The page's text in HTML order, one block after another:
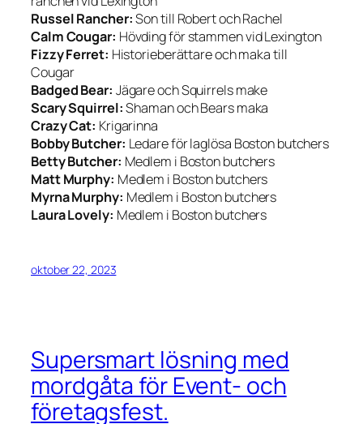
Russel Rancher:Son till Robert och Rachel
Calm Cougar: Hövding för stammen vid Lexington
Fizzy Ferret: Historieberättare och maka till
Cougar
Badged Bear: Jägare och Squirrels make
Scary Squirrel:Shaman och Bears maka
Crazy Cat: Krigarinna
Bobby Butcher: Ledare för laglösa Boston butchers
Betty Butcher: Medlem i Boston butchers
Matt Murphy: Medlem i Boston butchers
Myrna Murphy: Medlem i Boston butchers
Laura Lovely: Medlem i Boston butchers
oktober 22, 2023
Supersmart lösning med
mordgåta för Event- och
företagsfest.